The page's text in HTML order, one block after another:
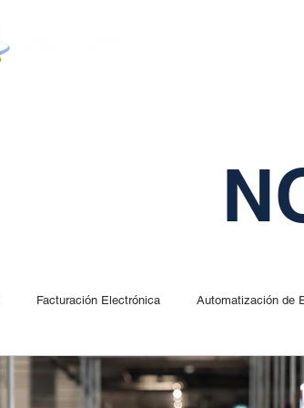
Facturación Electrónica Automatización de